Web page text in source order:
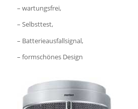
– wartungsfrei,
– Selbsttest,
– Batterieausfallsignal,
– formschönes Design